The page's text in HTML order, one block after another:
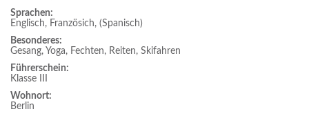
Sprachen:
Englisch, Französich, (Spanisch)
Besonderes:
Gesang, Yoga, Fechten, Reiten, Skifahren
Führerschein:
Klasse III
Wohnort:
Berlin